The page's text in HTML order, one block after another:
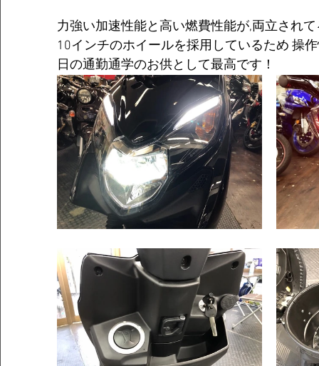
力強い加速性能と高い燃費性能が,両立され
10インチのホイールを採用しているため 操
日の通勤通学のお供として最高です！